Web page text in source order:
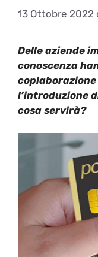
13 Ottobre 2022
Delle aziende
conoscenza
l’introduzione
cosa servirà?